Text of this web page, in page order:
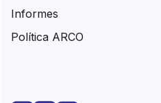
Informes
Política ARCO